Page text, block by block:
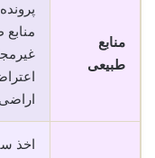
منابع
طبیعی
اخذ